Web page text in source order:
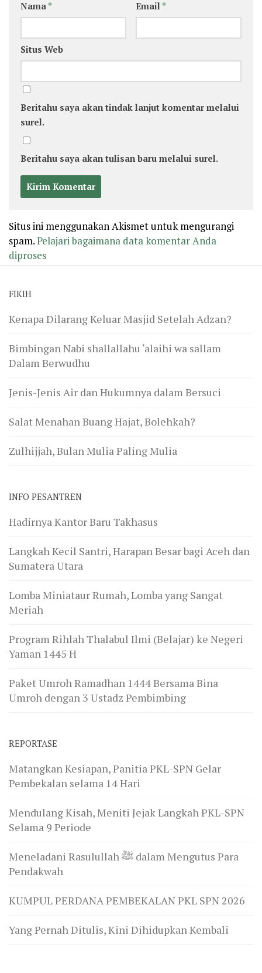
Nama * Email *
Situs Web
Beritahu saya akan tindak lanjut komentar melalui
surel.
Beritahu saya akan tulisan baru melalui surel.
Situs ini menggunakan Akismet untuk mengurangi
spam.Pelajari bagaimana data komentar Anda
diproses
FIKIH
Kenapa Dilarang Keluar Masjid Setelah Adzan?
Bimbingan Nabi shallallahu ‘alaihi wa sallam
Dalam Berwudhu
Jenis-Jenis Air dan Hukumnya dalam Bersuci
Salat Menahan Buang Hajat, Bolehkah?
Zulhijjah, Bulan Mulia Paling Mulia
INFO PESANTREN
Hadirnya Kantor Baru Takhasus
Langkah Kecil Santri, Harapan Besar bagi Aceh dan
Sumatera Utara
Lomba Miniataur Rumah, Lomba yang Sangat
Meriah
Program Rihlah Thalabul Ilmi (Belajar) ke Negeri
Yaman 1445 H
Paket Umroh Ramadhan 1444 Bersama Bina
Umroh dengan 3 Ustadz Pembimbing
REPORTASE
Matangkan Kesiapan, Panitia PKL-SPN Gelar
Pembekalan selama 14 Hari
Mendulang Kisah, Meniti Jejak Langkah PKL-SPN
Selama 9 Periode
Meneladani Rasulullah ﷺ dalam Mengutus Para
Pendakwah
KUMPUL PERDANA PEMBEKALAN PKL SPN 2026
Yang Pernah Ditulis, Kini Dihidupkan Kembali